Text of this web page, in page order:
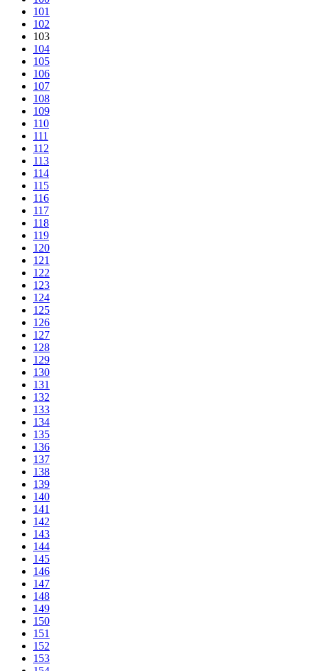
101
102
103
104
105
106
107
108
109
110
111
112
113
114
115
116
117
118
119
120
121
122
123
124
125
126
127
128
129
130
131
132
133
134
135
136
137
138
139
140
141
142
143
144
145
146
147
148
149
150
151
152
153